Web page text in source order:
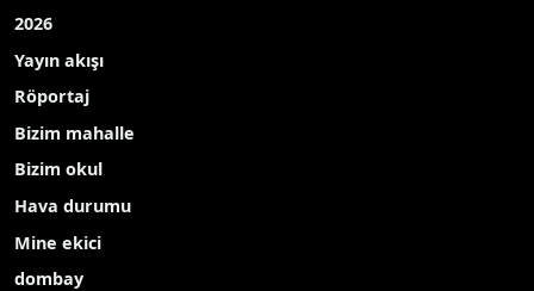
2026
Yayın akışı
Röportaj
Bizim mahalle
Bizim okul
Hava durumu
Mine ekici
dombay